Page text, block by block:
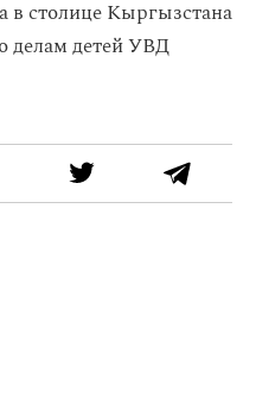
в столице Кыргызстана
делам детей УВД